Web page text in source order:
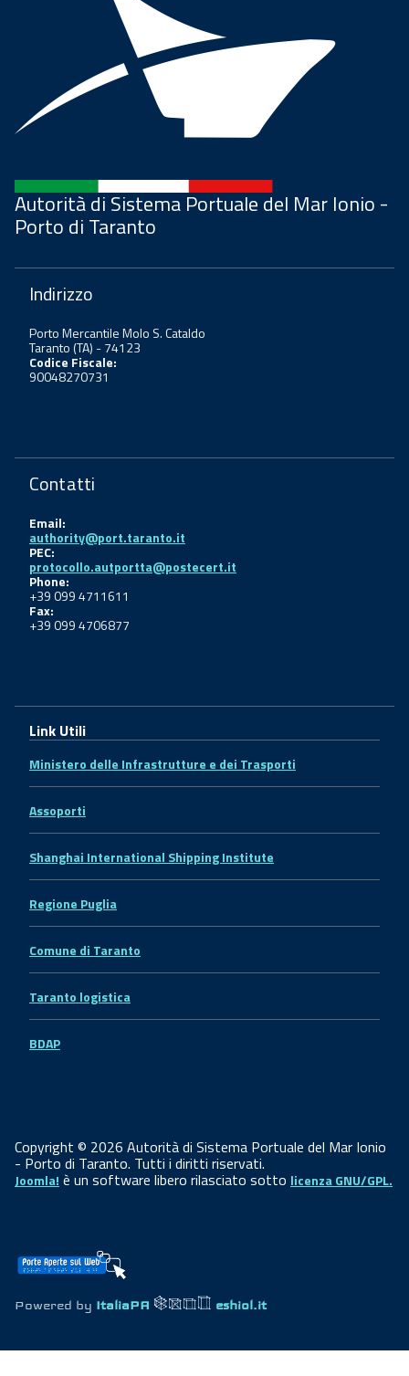
Autorità di Sistema Portuale del Mar Ionio -
Porto di Taranto
Indirizzo
Porto Mercantile Molo S. Cataldo
Taranto (TA) - 74123
Codice Fiscale:
90048270731
Contatti
Email:
authority@port.taranto.it
PEC:
protocollo.autportta@postecert.it
Phone:
+39 099 4711611
Fax:
+39 099 4706877
Link Utili
Ministero delle Infrastrutture e dei Trasporti
Assoporti
Shanghai International Shipping Institute
Regione Puglia
Comune di Taranto
Taranto logistica
BDAP
Copyright © 2026 Autorità di Sistema Portuale del Mar Ionio
- Porto di Taranto. Tutti i diritti riservati.
Joomla! è un software libero rilasciato sotto licenza GNU/GPL.
Powered by ItaliaPA eshiol.it